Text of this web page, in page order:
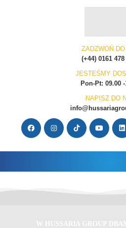
ZADZWOŃ
(+44) 0161 478
JESTEŚMY
Pon-Pt: 09.00
NAPISZ DO
W HUSSARIA GROUP